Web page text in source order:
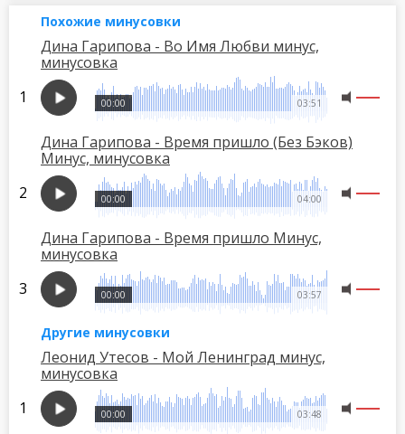
Похожие минусовки
Дина Гарипова - Во Имя Любви минус,
минусовка
03:51
00:00
Дина Гарипова - Время пришло (Без Бэков)
Минус, минусовка
04:00
00:00
Дина Гарипова - Время пришло Минус,
минусовка
03:57
00:00
Другие минусовки
Леонид Утесов - Мой Ленинград минус,
минусовка
03:48
00:00